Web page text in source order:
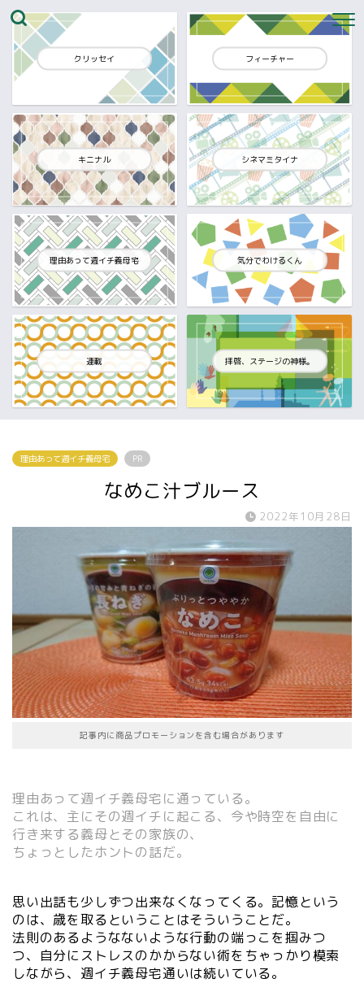
クリッセイ フィーチャー
キニナル シネマミタイナ
理由あって週イチ義母宅 気分でわけるくん
連載 拝啓、ステージの神様。
理由あって週イチ義母宅 PR
なめこ汁ブルース
2022年10月28日
記事内に商品プロモーションを含む場合があります
理由あって週イチ義母宅に通っている。
これは、主にその週イチに起こる、今や時空を自由に
行き来する義母とその家族の、
ちょっとしたホントの話だ。
思い出話も少しずつ出来なくなってくる。記憶という
のは、歳を取るということはそういうことだ。
法則のあるようなないような行動の端っこを掴みつ
つ、自分にストレスのかからない術をちゃっかり模索
しながら、週イチ義母宅通いは続いている。